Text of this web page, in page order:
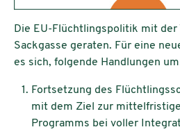
Die EU-Flüchtlingspolitik mit der
Sackgasse geraten. Für eine
es sich, folgende Handlungen
Fortsetzung des
mit dem Ziel zur
Programms bei voller